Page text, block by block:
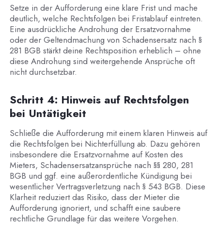
Setze in der Aufforderung eine klare Frist und mache
deutlich, welche Rechtsfolgen bei Fristablauf eintreten.
Eine ausdrückliche Androhung der Ersatzvornahme
oder der Geltendmachung von Schadensersatz nach §
281 BGB stärkt deine Rechtsposition erheblich – ohne
diese Androhung sind weitergehende Ansprüche oft
nicht durchsetzbar.
Schritt 4: Hinweis auf Rechtsfolgen
bei Untätigkeit
Schließe die Aufforderung mit einem klaren Hinweis auf
die Rechtsfolgen bei Nichterfüllung ab. Dazu gehören
insbesondere die Ersatzvornahme auf Kosten des
Mieters, Schadensersatzansprüche nach §§ 280, 281
BGB und ggf. eine außerordentliche Kündigung bei
wesentlicher Vertragsverletzung nach § 543 BGB. Diese
Klarheit reduziert das Risiko, dass der Mieter die
Aufforderung ignoriert, und schafft eine saubere
rechtliche Grundlage für das weitere Vorgehen.